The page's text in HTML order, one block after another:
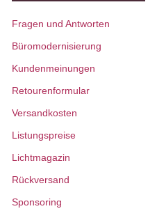
Fragen und Antworten
Büromodernisierung
Kundenmeinungen
Retourenformular
Versandkosten
Listungspreise
Lichtmagazin
Rückversand
Sponsoring